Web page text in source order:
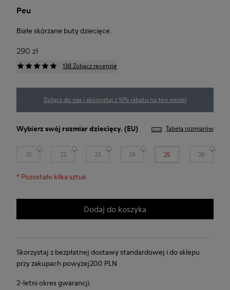
Peu
Białe skórzane buty dziecięce.
290 zł
138 Zobacz recenzje
Dołącz do nas i skorzystaj z 10% rabatu na ten model
Wybierz swój rozmiar dziecięcy. (EU) Tabela rozmiarów
21 22 23 24 25 26
* Pozostało kilka sztuk
Dodaj do koszyka
Skorzystaj z bezpłatnej dostawy standardowej i do sklepu
przy zakupach powyżej200 PLN
2-letni okres gwarancji.